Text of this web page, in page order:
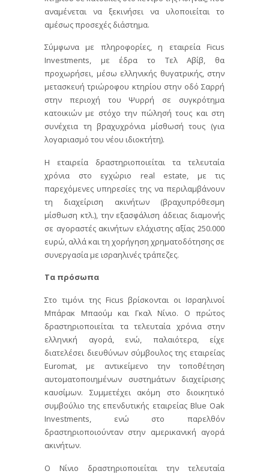
αναμένεται να ξεκινήσει να υλοποιείται το
αμέσως προσεχές διάστημα.
Σύμφωνα με πληροφορίες, η εταιρεία Ficus
Investments, με έδρα το Τελ Αβίβ, θα
προχωρήσει, μέσω ελληνικής θυγατρικής, στην
μετασκευή τριώροφου κτηρίου στην οδό Σαρρή
στην περιοχή του Ψυρρή σε συγκρότημα
κατοικιών με στόχο την πώλησή τους και στη
συνέχεια τη βραχυχρόνια μίσθωσή τους (για
λογαριασμό του νέου ιδιοκτήτη).
Η εταιρεία δραστηριοποιείται τα τελευταία
χρόνια στο εγχώριο real estate, με τις
παρεχόμενες υπηρεσίες της να περιλαμβάνουν
τη διαχείριση ακινήτων (βραχυπρόθεσμη
μίσθωση κτλ.), την εξασφάλιση άδειας διαμονής
σε αγοραστές ακινήτων ελάχιστης αξίας 250.000
ευρώ, αλλά και τη χορήγηση χρηματοδότησης σε
συνεργασία με ισραηλινές τράπεζες.
Τα πρόσωπα
Στο τιμόνι της Ficus βρίσκονται οι Ισραηλινοί
Μπάρακ Μπαούμ και Γκαλ Νίνιο. Ο πρώτος
δραστηριοποιείται τα τελευταία χρόνια στην
ελληνική αγορά, ενώ, παλαιότερα, είχε
διατελέσει διευθύνων σύμβουλος της εταιρείας
Euromat, με αντικείμενο την τοποθέτηση
αυτοματοποιημένων συστημάτων διαχείρισης
καυσίμων. Συμμετέχει ακόμη στο διοικητικό
συμβούλιο της επενδυτικής εταιρείας Blue Oak
Investments, ενώ στο παρελθόν
δραστηριοποιούνταν στην αμερικανική αγορά
ακινήτων.
Ο Νίνιο δραστηριοποιείται την τελευταία